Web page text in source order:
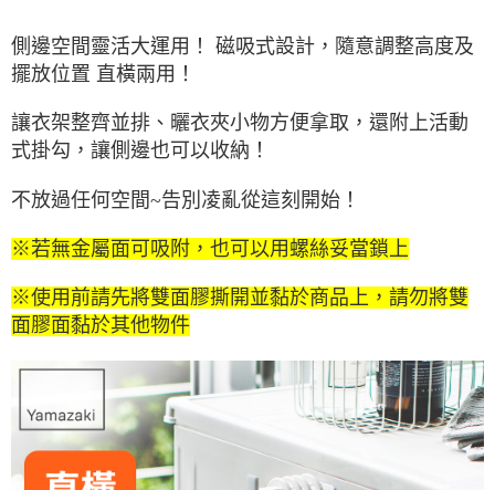
側邊空間靈活大運用！ 磁吸式設計，隨意調整高度及
擺放位置 直橫兩用！
讓衣架整齊並排、曬衣夾小物方便拿取，還附上活動
式掛勾，讓側邊也可以收納！
不放過任何空間~告別凌亂從這刻開始！
※若無金屬面可吸附，也可以用螺絲妥當鎖上
※使用前請先將雙面膠撕開並黏於商品上，請勿將雙
面膠面黏於其他物件